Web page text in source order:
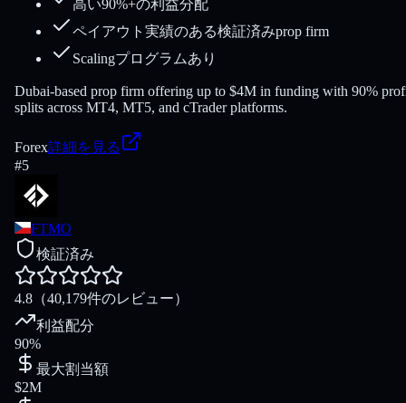
高い90%+の利益分配
ペイアウト実績のある検証済みprop firm
Scalingプログラムあり
Dubai-based prop firm offering up to $4M in funding with 90%
splits across MT4, MT5, and cTrader platforms.
Forex詳細を見る
#5
FTMO
検証済み
4.8 （40,179件のレビュー）
利益配分
90%
最大割当額
$2M